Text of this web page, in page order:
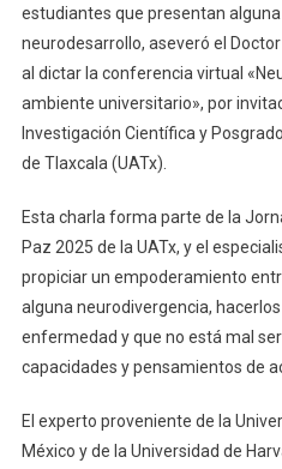
estudiantes que presentan
neurodesarrollo, aseveró el
al dictar la conferencia virtual
ambiente universitario», por
Investigación Científica y
de Tlaxcala (UATx).
Esta charla forma parte de la
Paz 2025 de la UATx, y el
propiciar un empoderamiento
alguna neurodivergencia,
enfermedad y que no está mal
capacidades y pensamientos de
El experto proveniente de la
México y de la Universidad de